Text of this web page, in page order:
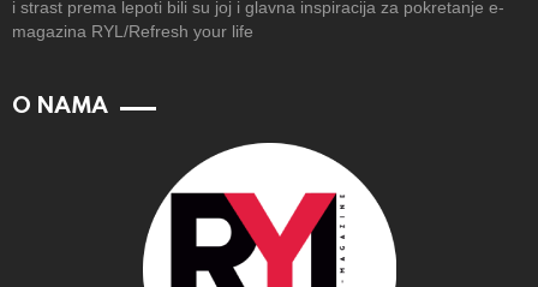
i strast prema lepoti bili su joj i glavna inspiracija za pokretanje e-
magazina RYL/Refresh your life
O NAMA